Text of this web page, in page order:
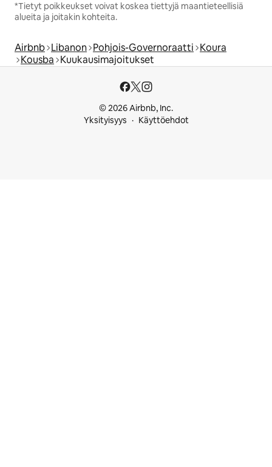
*Tietyt poikkeukset voivat koskea tiettyjä maantieteellisiä
alueita ja joitakin kohteita.
Airbnb Libanon Pohjois-Governoraatti Koura
Kousba Kuukausimajoitukset
© 2026 Airbnb, Inc.
Yksityisyys
Käyttöehdot